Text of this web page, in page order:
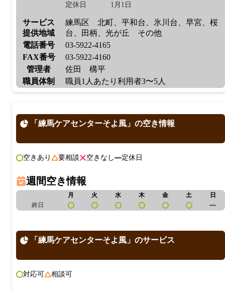
定休日
1月1日
サービス
提供地域
練馬区 北町、平和台、氷川台、早宮、桜
台、田柄、光が丘 その他
電話番号
03-5922-4165
FAX番号
03-5922-4160
管理者
佐田 構平
職員体制
職員1人あたり利用者3〜5人
「練馬ケアセンターそよ風」の空き情報
空きあり 要相談 空きなし 定休日
週間空き情報
月 火 水 木 金 土
日
終日
「練馬ケアセンターそよ風」のサービス
対応可 相談可